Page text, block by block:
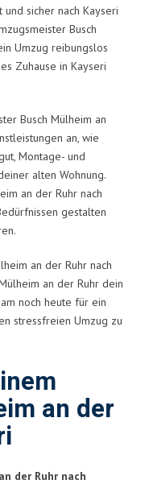
sicher nach Kayseri
Busch
Umzug reibungslos
Zuhause in Kayseri
Busch Mülheim an
an, wie
Montage- und
alten Wohnung.
an der Ruhr nach
gestalten
an der Ruhr nach
an der Ruhr dein
noch heute für ein
stressfreien Umzug zu
an der
der Ruhr nach